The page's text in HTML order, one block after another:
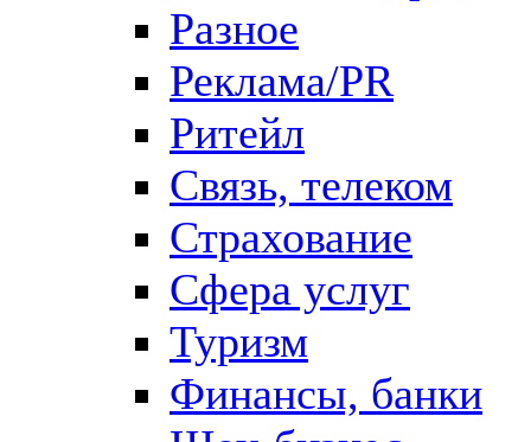
Разное
Реклама/PR
Ритейл
Связь, телеком
Страхование
Сфера услуг
Туризм
Финансы, банки